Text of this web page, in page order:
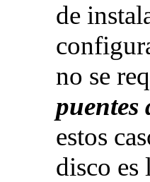
de
no se
puentes
estos
disco es